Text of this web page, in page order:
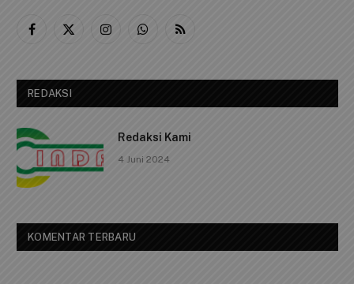
Facebook
X
InstagramWhatsApp
RSS
REDAKSI
Redaksi Kami
4 Juni 2024
KOMENTAR TERBARU